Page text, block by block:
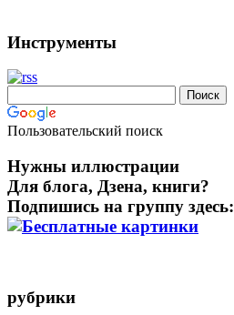
Инструменты
Пользовательский поиск
Нужны иллюстрации
Для блога, Дзена, книги?
Подпишись на группу здесь:
рубрики